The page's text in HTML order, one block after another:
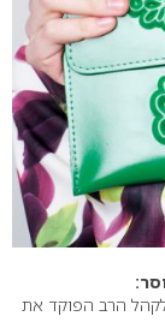
הרב הפוקד את